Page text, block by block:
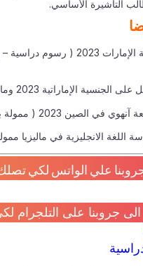
الأساسي.
منح جامعة الإمارات 2023 ( رسوم
2023 وما هي أهم مزاياها ؟
2023 ( ممولة بالكامل )
الانجليزية في ماليزيا ممولة
علي الواتس لكي تصلك
جروبنا على التلجرام لكي